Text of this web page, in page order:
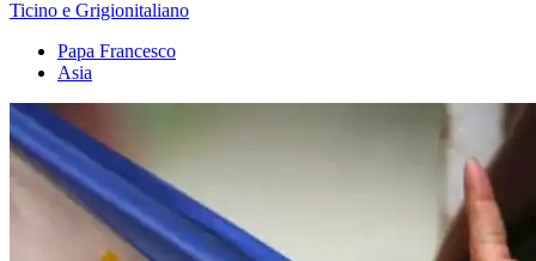
Ticino e Grigionitaliano
Papa Francesco
Asia